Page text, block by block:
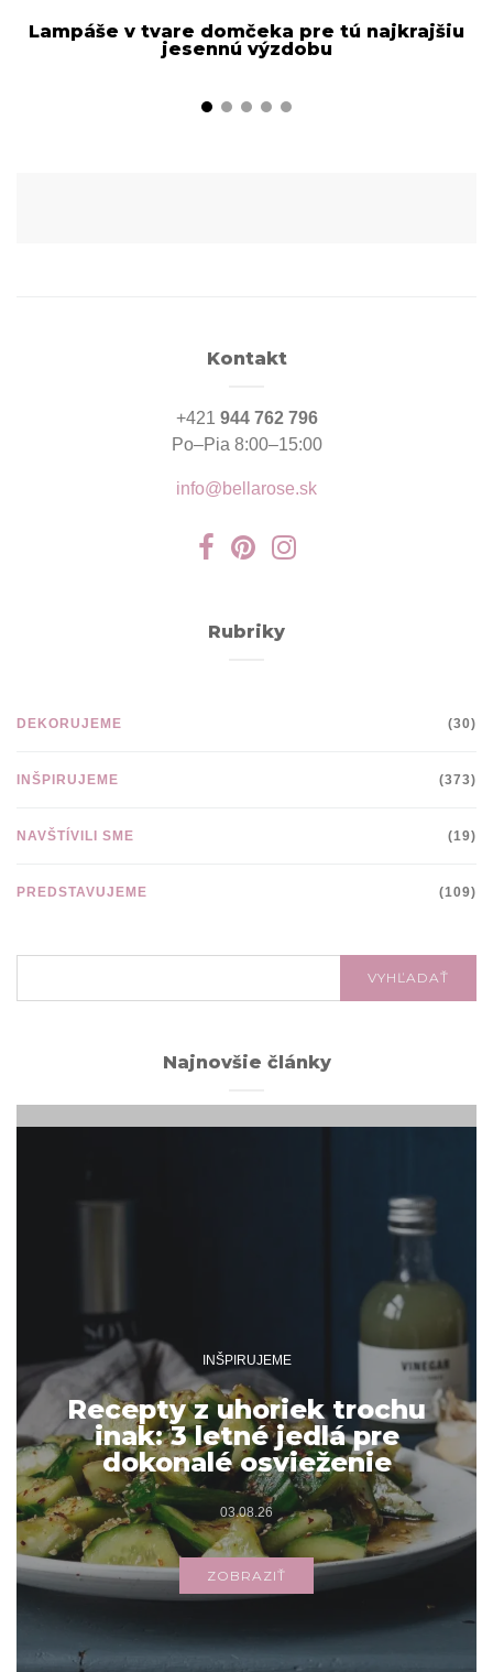
Lampáše v tvare domčeka pre tú najkrajšiu
jesennú výzdobu
Kontakt
+421 944 762 796
Po–Pia 8:00–15:00
info@bellarose.sk
Rubriky
DEKORUJEME (30)
INŠPIRUJEME (373)
NAVŠTÍVILI SME (19)
PREDSTAVUJEME (109)
VYHĽADAŤ
Najnovšie články
INŠPIRUJEME
Recepty z uhoriek trochu
inak: 3 letné jedlá pre
dokonalé osvieženie
03.08.26
ZOBRAZIŤ